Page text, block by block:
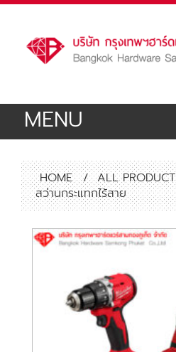
MENU
HOME / ALL PRODUCT
สว่านกระแทกไร้สาย